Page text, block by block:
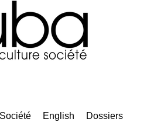
Société English
Dossiers